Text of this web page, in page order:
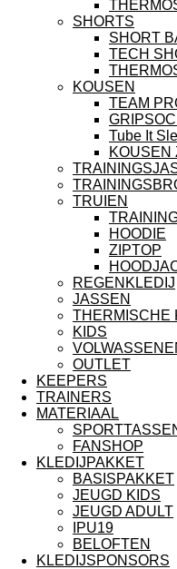
SHORTS
SHORT
TECH
KOUSEN
TEAM
Tube It
KOUSEN
TRUIEN
HOODIE
ZIPTOP
REGENKLEDIJ
JASSEN
THERMISCHE
KIDS
OUTLET
KEEPERS
TRAINERS
MATERIAAL
FANSHOP
KLEDIJPAKKET
BASISPAKKET
JEUGD KIDS
JEUGD ADULT
IPU19
BELOFTEN
KLEDIJSPONSORS